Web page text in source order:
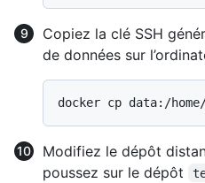
Copiez la clé SSH
de données sur
Modifiez le dépôt
poussez sur le dépôt